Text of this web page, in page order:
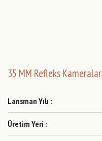
35 MM Refleks Kameralar
Lansman Yılı :
Üretim Yeri :